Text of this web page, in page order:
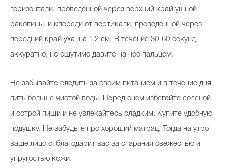
горизонтали, проведенной через верхний край ушной
раковины, и кпереди от вертикали, проведенной через
передний край уха, на 1,2 см. В течение 30-60 секунд
аккуратно, но ощутимо давите на нее пальцем.
Не забывайте следить за своим питанием и в течение дня
пить больше чистой воды. Перед сном избегайте соленой
и острой пищи и не увлекайтесь сладким. Купите удобную
подушку. Не забудьте про хороший матрац. Тогда на утро
ваше лицо отблагодарит вас за старания свежестью и
упругостью кожи.